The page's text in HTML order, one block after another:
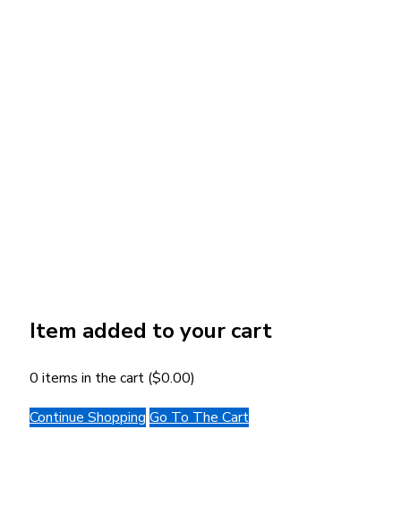
Item added to your cart
0 items in the cart ($0.00)
Continue Shopping Go To The Cart